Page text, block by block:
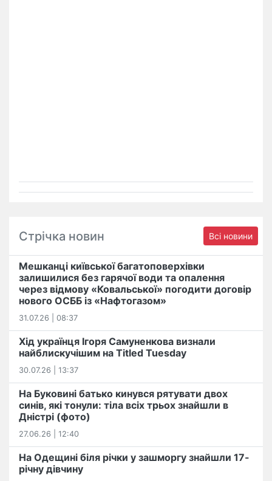
Стрічка новин Всі новини
Мешканці київської багатоповерхівки
залишилися без гарячої води та опалення
через відмову «Ковальської» погодити договір
нового ОСББ із «Нафтогазом»
31.07.26 | 08:37
Хід українця Ігоря Самуненкова визнали
найблискучішим на Titled Tuesday
30.07.26 | 13:37
На Буковині батько кинувся рятувати двох
синів, які тонули: тіла всіх трьох знайшли в
Дністрі (фото)
27.06.26 | 12:40
На Одещині біля річки у зашморгу знайшли 17-
річну дівчину